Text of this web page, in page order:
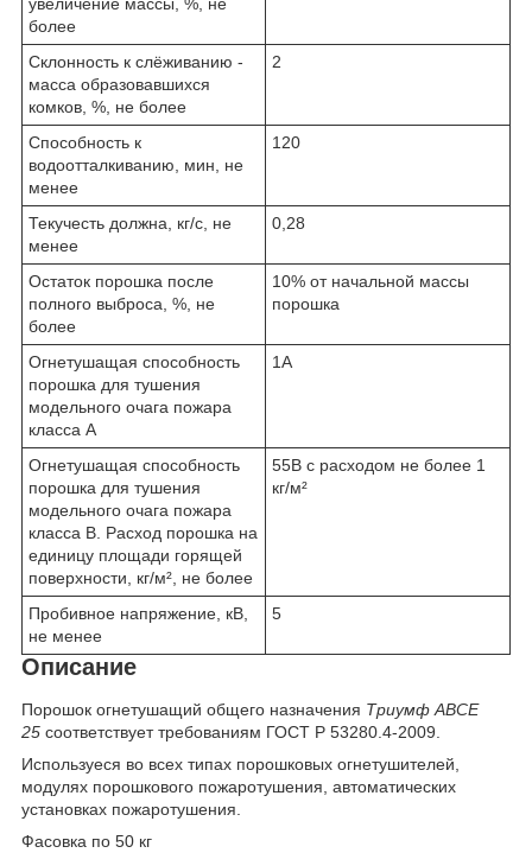
увеличение массы, %, не
более
Склонность к слёживанию -
масса образовавшихся
комков, %, не более
2
Способность к
водоотталкиванию, мин, не
менее
120
Текучесть должна, кг/с, не
менее
0,28
Остаток порошка после
полного выброса, %, не
более
10% от начальной массы
порошка
Огнетушащая способность
порошка для тушения
модельного очага пожара
класса А
1А
Огнетушащая способность
порошка для тушения
модельного очага пожара
класса В. Расход порошка на
единицу площади горящей
поверхности, кг/м², не более
55В с расходом не более 1
кг/м²
Пробивное напряжение, кВ,
не менее
5
Описание
Порошок огнетушащий общего назначения Триумф АВСЕ
25 соответствует требованиям ГОСТ Р 53280.4-2009.
Используеся во всех типах порошковых огнетушителей,
модулях порошкового пожаротушения, автоматических
установках пожаротушения.
Фасовка по 50 кг